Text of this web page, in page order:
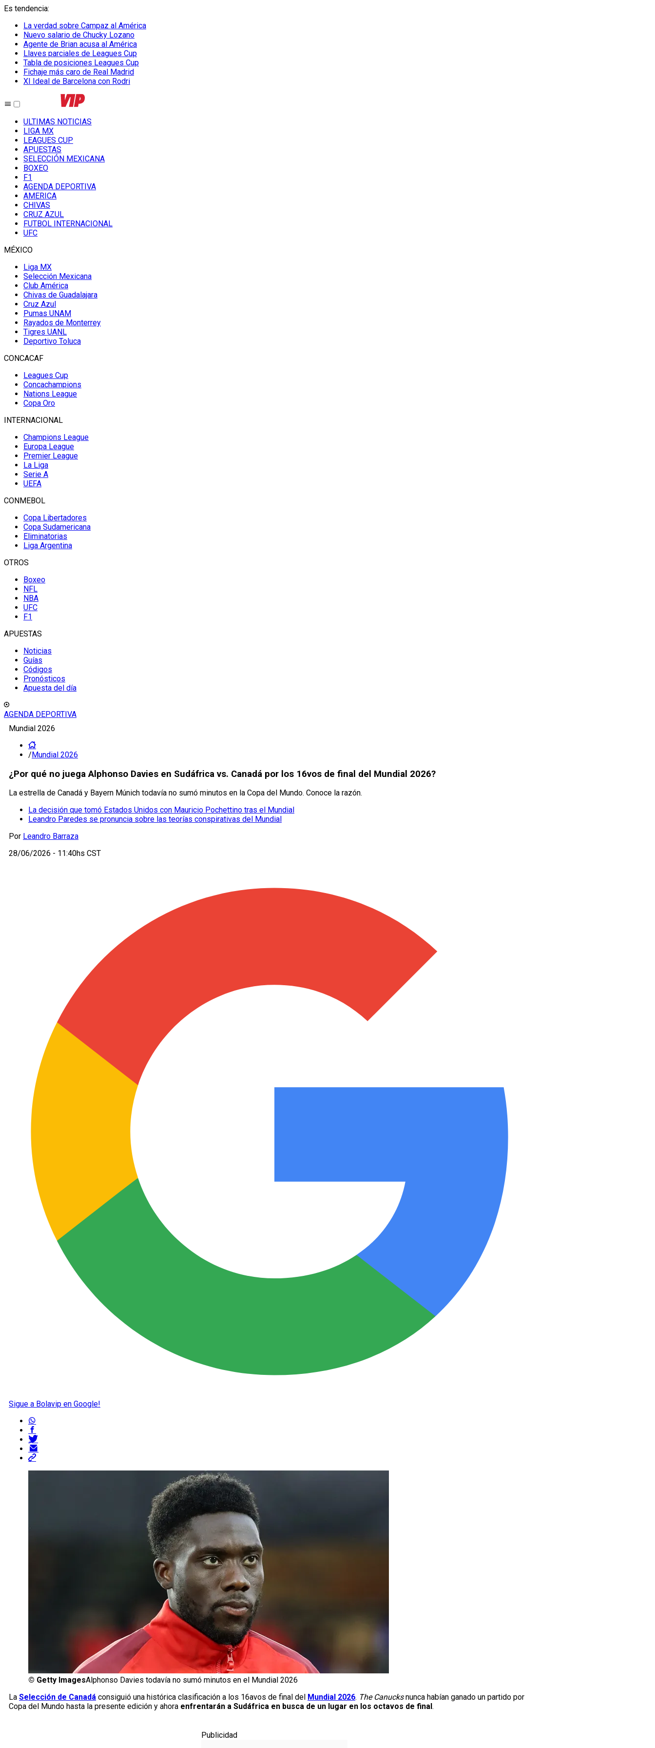
Es tendencia:
La verdad sobre Campaz al América
Nuevo salario de Chucky Lozano
Agente de Brian acusa al América
Llaves parciales de Leagues Cup
Tabla de posiciones Leagues Cup
Fichaje más caro de Real Madrid
XI Ideal de Barcelona con Rodri
ULTIMAS NOTICIAS
LIGA MX
LEAGUES CUP
APUESTAS
SELECCIÓN MEXICANA
BOXEO
F1
AGENDA DEPORTIVA
AMERICA
CHIVAS
CRUZ AZUL
FUTBOL INTERNACIONAL
UFC
MÉXICO
Liga MX
Selección Mexicana
Club América
Chivas de Guadalajara
Cruz Azul
Pumas UNAM
Rayados de Monterrey
Tigres UANL
Deportivo Toluca
CONCACAF
Leagues Cup
Concachampions
Nations League
Copa Oro
INTERNACIONAL
Champions League
Europa League
Premier League
La Liga
Serie A
UEFA
CONMEBOL
Copa Libertadores
Copa Sudamericana
Eliminatorias
Liga Argentina
OTROS
Boxeo
NFL
NBA
UFC
F1
APUESTAS
Noticias
Guías
Códigos
Pronósticos
Apuesta del día
AGENDA DEPORTIVA
Mundial 2026
/Mundial 2026
¿Por qué no juega Alphonso Davies en Sudáfrica vs. Canadá por los 16vos de final del Mundial 2026?
La estrella de Canadá y Bayern Múnich todavía no sumó minutos en la Copa del Mundo. Conoce la razón.
La decisión que tomó Estados Unidos con Mauricio Pochettino tras el Mundial
Leandro Paredes se pronuncia sobre las teorías conspirativas del Mundial
Por Leandro Barraza
28/06/2026 - 11:40hs CST
Sigue a Bolavip en Google!
© Getty ImagesAlphonso Davies todavía no sumó minutos en el Mundial 2026
La Selección de Canadá consiguió una histórica clasificación a los 16avos de final del Mundial 2026. The Canucksnunca habían ganado un partido por
Copa del Mundo hasta la presente edición y ahora enfrentarán a Sudáfrica en busca de un lugar en los octavos de final .
Publicidad